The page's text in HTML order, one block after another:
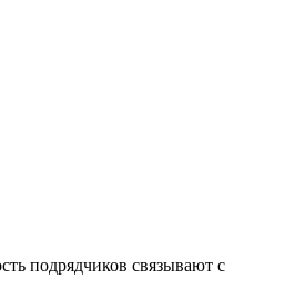
подрядчиков связывают с